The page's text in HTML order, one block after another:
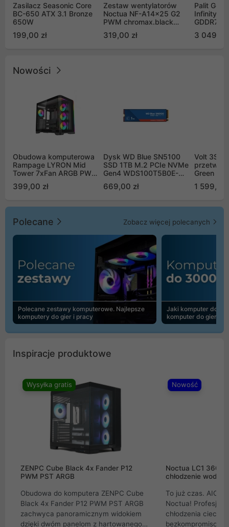
Zasilacz Seasonic Core
BC-650 ATX 3.1 Bronze
650W
199,00 zł
Zestaw wentylatorów
Noctua NF-A14x25 G2
PWM chromax.black
Push Pull (2szt)
319,00 zł
Palit
Infinity 3
GDDR7
GB2050S)
3 049,00
Nowości
Obudowa komputerowa
Rampage LYRON Mid
Tower 7xFan ARGB PWM
399,00 zł
Dysk WD Blue SN5100
SSD 1TB M.2 PCIe NVMe
Gen4 WDS100T5B0E-
669,00 zł
Volt
Green
1 599,00
Polecane Zobacz więcej polecanych
Polecane zestawy komputerowe. Najlepsze
komputery do gier i pracy
Jaki komputer do
komputer do gier |
Inspiracje produktowe
Wysyłka gratis
ZENPC Cube Black 4x Fander P12
PWM PST ARGB
Obudowa do komputera ZENPC Cube
Black 4x Fander P12 PWM PST ARGB
zachwyca panoramicznym widokiem
dzięki dwóm panelom z hartowanego
Nowość
Noctua LC1
chłodzenie wodne
To już czas. AIO
Noctua!
chłodzenia cieczą